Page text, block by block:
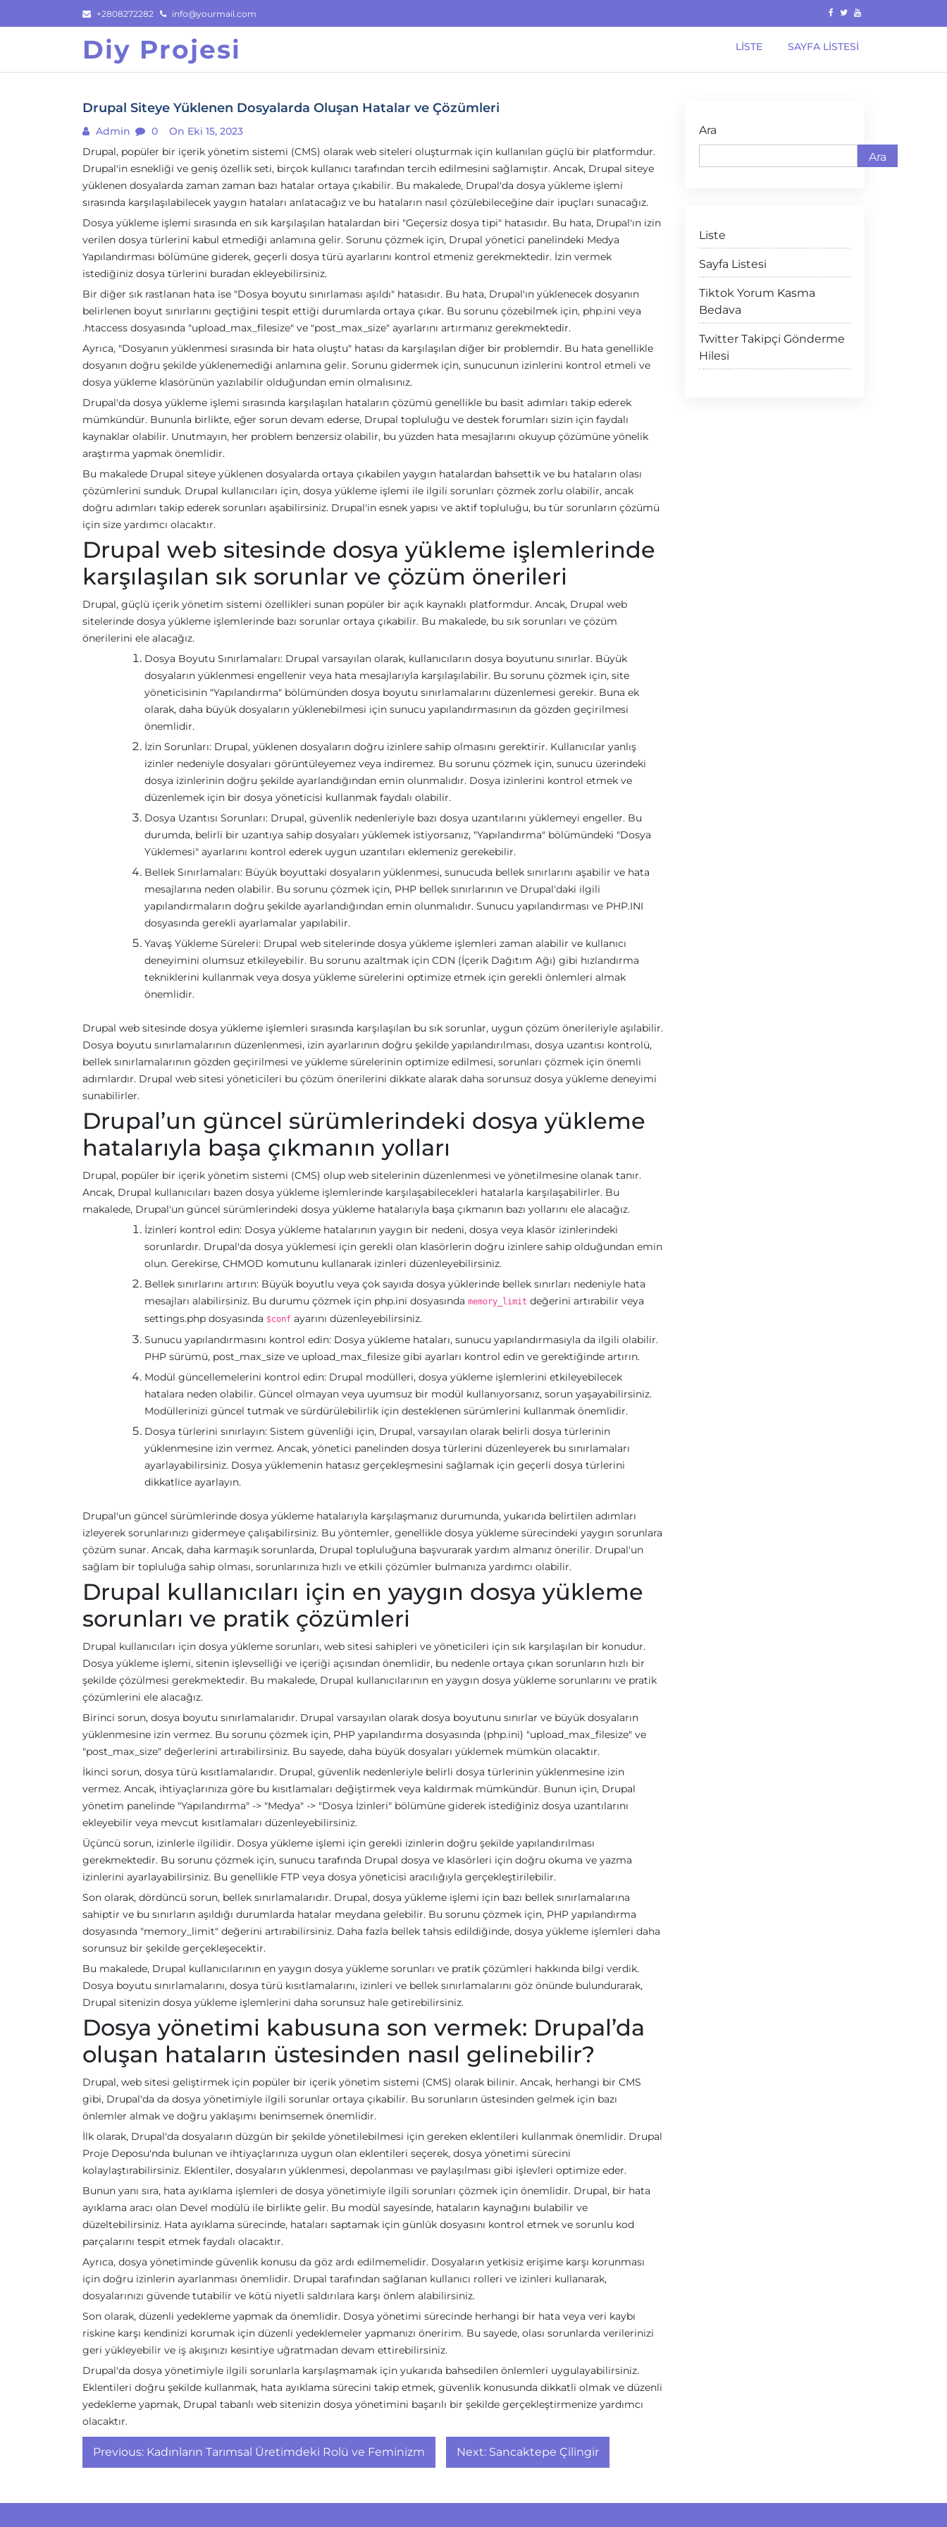
to
+2808272282 info@yourmail.com
Diy Projesi LISTE SAYFA LISTESI
Drupal Siteye Yüklenen Dosyalarda Oluşan Hatalar ve Çözümleri
Admin 0
On Eki 15, 2023
Drupal, popüler bir içerik yönetim sistemi (CMS) olarak web siteleri oluşturmak için kullanılan güçlü bir platformdur.
Drupal'in esnekliği ve geniş özellik seti, birçok kullanıcı tarafından tercih edilmesini sağlamıştır. Ancak, Drupal siteye
yüklenen dosyalarda zaman zaman bazı hatalar ortaya çıkabilir. Bu makalede, Drupal'da dosya yükleme işlemi
sırasında karşılaşılabilecek yaygın hataları anlatacağız ve bu hataların nasıl çözülebileceğine dair ipuçları sunacağız.
Dosya yükleme işlemi sırasında en sık karşılaşılan hatalardan biri "Geçersiz dosya tipi" hatasıdır. Bu hata, Drupal'ın izin
verilen dosya türlerini kabul etmediği anlamına gelir. Sorunu çözmek için, Drupal yönetici panelindeki Medya
Yapılandırması bölümüne giderek, geçerli dosya türü ayarlarını kontrol etmeniz gerekmektedir. İzin vermek
istediğiniz dosya türlerini buradan ekleyebilirsiniz.
Bir diğer sık rastlanan hata ise "Dosya boyutu sınırlaması aşıldı" hatasıdır. Bu hata, Drupal'ın yüklenecek dosyanın
belirlenen boyut sınırlarını geçtiğini tespit ettiği durumlarda ortaya çıkar. Bu sorunu çözebilmek için, php.ini veya
.htaccess dosyasında "upload_max_filesize" ve "post_max_size" ayarlarını artırmanız gerekmektedir.
Ayrıca, "Dosyanın yüklenmesi sırasında bir hata oluştu" hatası da karşılaşılan diğer bir problemdir. Bu hata genellikle
dosyanın doğru şekilde yüklenemediği anlamına gelir. Sorunu gidermek için, sunucunun izinlerini kontrol etmeli ve
dosya yükleme klasörünün yazılabilir olduğundan emin olmalısınız.
Drupal'da dosya yükleme işlemi sırasında karşılaşılan hataların çözümü genellikle bu basit adımları takip ederek
mümkündür. Bununla birlikte, eğer sorun devam ederse, Drupal topluluğu ve destek forumları sizin için faydalı
kaynaklar olabilir. Unutmayın, her problem benzersiz olabilir, bu yüzden hata mesajlarını okuyup çözümüne yönelik
araştırma yapmak önemlidir.
Bu makalede Drupal siteye yüklenen dosyalarda ortaya çıkabilen yaygın hatalardan bahsettik ve bu hataların olası
çözümlerini sunduk. Drupal kullanıcıları için, dosya yükleme işlemi ile ilgili sorunları çözmek zorlu olabilir, ancak
doğru adımları takip ederek sorunları aşabilirsiniz. Drupal'in esnek yapısı ve aktif topluluğu, bu tür sorunların çözümü
için size yardımcı olacaktır.
Drupal web sitesinde dosya yükleme işlemlerinde
karşılaşılan sık sorunlar ve çözüm önerileri
Drupal, güçlü içerik yönetim sistemi özellikleri sunan popüler bir açık kaynaklı platformdur. Ancak, Drupal web
sitelerinde dosya yükleme işlemlerinde bazı sorunlar ortaya çıkabilir. Bu makalede, bu sık sorunları ve çözüm
önerilerini ele alacağız.
Dosya Boyutu Sınırlamaları: Drupal varsayılan olarak, kullanıcıların dosya boyutunu sınırlar. Büyük
dosyaların yüklenmesi engellenir veya hata mesajlarıyla karşılaşılabilir. Bu sorunu çözmek için, site
yöneticisinin "Yapılandırma" bölümünden dosya boyutu sınırlamalarını düzenlemesi gerekir. Buna ek
olarak, daha büyük dosyaların yüklenebilmesi için sunucu yapılandırmasının da gözden geçirilmesi
önemlidir.
İzin Sorunları: Drupal, yüklenen dosyaların doğru izinlere sahip olmasını gerektirir. Kullanıcılar yanlış
izinler nedeniyle dosyaları görüntüleyemez veya indiremez. Bu sorunu çözmek için, sunucu üzerindeki
dosya izinlerinin doğru şekilde ayarlandığından emin olunmalıdır. Dosya izinlerini kontrol etmek ve
düzenlemek için bir dosya yöneticisi kullanmak faydalı olabilir.
Dosya Uzantısı Sorunları: Drupal, güvenlik nedenleriyle bazı dosya uzantılarını yüklemeyi engeller. Bu
durumda, belirli bir uzantıya sahip dosyaları yüklemek istiyorsanız, "Yapılandırma" bölümündeki "Dosya
Yüklemesi" ayarlarını kontrol ederek uygun uzantıları eklemeniz gerekebilir.
Bellek Sınırlamaları: Büyük boyuttaki dosyaların yüklenmesi, sunucuda bellek sınırlarını aşabilir ve hata
mesajlarına neden olabilir. Bu sorunu çözmek için, PHP bellek sınırlarının ve Drupal'daki ilgili
yapılandırmaların doğru şekilde ayarlandığından emin olunmalıdır. Sunucu yapılandırması ve PHP.INI
dosyasında gerekli ayarlamalar yapılabilir.
Yavaş Yükleme Süreleri: Drupal web sitelerinde dosya yükleme işlemleri zaman alabilir ve kullanıcı
deneyimini olumsuz etkileyebilir. Bu sorunu azaltmak için CDN (İçerik Dağıtım Ağı) gibi hızlandırma
tekniklerini kullanmak veya dosya yükleme sürelerini optimize etmek için gerekli önlemleri almak
önemlidir.
Drupal web sitesinde dosya yükleme işlemleri sırasında karşılaşılan bu sık sorunlar, uygun çözüm önerileriyle aşılabilir.
Dosya boyutu sınırlamalarının düzenlenmesi, izin ayarlarının doğru şekilde yapılandırılması, dosya uzantısı kontrolü,
bellek sınırlamalarının gözden geçirilmesi ve yükleme sürelerinin optimize edilmesi, sorunları çözmek için önemli
adımlardır. Drupal web sitesi yöneticileri bu çözüm önerilerini dikkate alarak daha sorunsuz dosya yükleme deneyimi
sunabilirler.
Drupal’un güncel sürümlerindeki dosya yükleme
hatalarıyla başa çıkmanın yolları
Drupal, popüler bir içerik yönetim sistemi (CMS) olup web sitelerinin düzenlenmesi ve yönetilmesine olanak tanır.
Ancak, Drupal kullanıcıları bazen dosya yükleme işlemlerinde karşılaşabilecekleri hatalarla karşılaşabilirler. Bu
makalede, Drupal'un güncel sürümlerindeki dosya yükleme hatalarıyla başa çıkmanın bazı yollarını ele alacağız.
İzinleri kontrol edin: Dosya yükleme hatalarının yaygın bir nedeni, dosya veya klasör izinlerindeki
sorunlardır. Drupal'da dosya yüklemesi için gerekli olan klasörlerin doğru izinlere sahip olduğundan emin
olun. Gerekirse, CHMOD komutunu kullanarak izinleri düzenleyebilirsiniz.
Bellek sınırlarını artırın: Büyük boyutlu veya çok sayıda dosya yüklerinde bellek sınırları nedeniyle hata
mesajları alabilirsiniz. Bu durumu çözmek için php.ini dosyasında memory_limit değerini artırabilir veya
settings.php dosyasında $conf ayarını düzenleyebilirsiniz.
Sunucu yapılandırmasını kontrol edin: Dosya yükleme hataları, sunucu yapılandırmasıyla da ilgili olabilir.
PHP sürümü, post_max_size ve upload_max_filesize gibi ayarları kontrol edin ve gerektiğinde artırın.
Modül güncellemelerini kontrol edin: Drupal modülleri, dosya yükleme işlemlerini etkileyebilecek
hatalara neden olabilir. Güncel olmayan veya uyumsuz bir modül kullanıyorsanız, sorun yaşayabilirsiniz.
Modüllerinizi güncel tutmak ve sürdürülebilirlik için desteklenen sürümlerini kullanmak önemlidir.
Dosya türlerini sınırlayın: Sistem güvenliği için, Drupal, varsayılan olarak belirli dosya türlerinin
yüklenmesine izin vermez. Ancak, yönetici panelinden dosya türlerini düzenleyerek bu sınırlamaları
ayarlayabilirsiniz. Dosya yüklemenin hatasız gerçekleşmesini sağlamak için geçerli dosya türlerini
dikkatlice ayarlayın.
Drupal'un güncel sürümlerinde dosya yükleme hatalarıyla karşılaşmanız durumunda, yukarıda belirtilen adımları
izleyerek sorunlarınızı gidermeye çalışabilirsiniz. Bu yöntemler, genellikle dosya yükleme sürecindeki yaygın sorunlara
çözüm sunar. Ancak, daha karmaşık sorunlarda, Drupal topluluğuna başvurarak yardım almanız önerilir. Drupal'un
sağlam bir topluluğa sahip olması, sorunlarınıza hızlı ve etkili çözümler bulmanıza yardımcı olabilir.
Drupal kullanıcıları için en yaygın dosya yükleme
sorunları ve pratik çözümleri
Drupal kullanıcıları için dosya yükleme sorunları, web sitesi sahipleri ve yöneticileri için sık karşılaşılan bir konudur.
Dosya yükleme işlemi, sitenin işlevselliği ve içeriği açısından önemlidir, bu nedenle ortaya çıkan sorunların hızlı bir
şekilde çözülmesi gerekmektedir. Bu makalede, Drupal kullanıcılarının en yaygın dosya yükleme sorunlarını ve pratik
çözümlerini ele alacağız.
Birinci sorun, dosya boyutu sınırlamalarıdır. Drupal varsayılan olarak dosya boyutunu sınırlar ve büyük dosyaların
yüklenmesine izin vermez. Bu sorunu çözmek için, PHP yapılandırma dosyasında (php.ini) "upload_max_filesize" ve
"post_max_size" değerlerini artırabilirsiniz. Bu sayede, daha büyük dosyaları yüklemek mümkün olacaktır.
İkinci sorun, dosya türü kısıtlamalarıdır. Drupal, güvenlik nedenleriyle belirli dosya türlerinin yüklenmesine izin
vermez. Ancak, ihtiyaçlarınıza göre bu kısıtlamaları değiştirmek veya kaldırmak mümkündür. Bunun için, Drupal
yönetim panelinde "Yapılandırma" -> "Medya" -> "Dosya İzinleri" bölümüne giderek istediğiniz dosya uzantılarını
ekleyebilir veya mevcut kısıtlamaları düzenleyebilirsiniz.
Üçüncü sorun, izinlerle ilgilidir. Dosya yükleme işlemi için gerekli izinlerin doğru şekilde yapılandırılması
gerekmektedir. Bu sorunu çözmek için, sunucu tarafında Drupal dosya ve klasörleri için doğru okuma ve yazma
izinlerini ayarlayabilirsiniz. Bu genellikle FTP veya dosya yöneticisi aracılığıyla gerçekleştirilebilir.
Son olarak, dördüncü sorun, bellek sınırlamalarıdır. Drupal, dosya yükleme işlemi için bazı bellek sınırlamalarına
sahiptir ve bu sınırların aşıldığı durumlarda hatalar meydana gelebilir. Bu sorunu çözmek için, PHP yapılandırma
dosyasında "memory_limit" değerini artırabilirsiniz. Daha fazla bellek tahsis edildiğinde, dosya yükleme işlemleri daha
sorunsuz bir şekilde gerçekleşecektir.
Bu makalede, Drupal kullanıcılarının en yaygın dosya yükleme sorunları ve pratik çözümleri hakkında bilgi verdik.
Dosya boyutu sınırlamalarını, dosya türü kısıtlamalarını, izinleri ve bellek sınırlamalarını göz önünde bulundurarak,
Drupal sitenizin dosya yükleme işlemlerini daha sorunsuz hale getirebilirsiniz.
Dosya yönetimi kabusuna son vermek: Drupal’da
oluşan hataların üstesinden nasıl gelinebilir?
Drupal, web sitesi geliştirmek için popüler bir içerik yönetim sistemi (CMS) olarak bilinir. Ancak, herhangi bir CMS
gibi, Drupal'da da dosya yönetimiyle ilgili sorunlar ortaya çıkabilir. Bu sorunların üstesinden gelmek için bazı
önlemler almak ve doğru yaklaşımı benimsemek önemlidir.
İlk olarak, Drupal'da dosyaların düzgün bir şekilde yönetilebilmesi için gereken eklentileri kullanmak önemlidir. Drupal
Proje Deposu'nda bulunan ve ihtiyaçlarınıza uygun olan eklentileri seçerek, dosya yönetimi sürecini
kolaylaştırabilirsiniz. Eklentiler, dosyaların yüklenmesi, depolanması ve paylaşılması gibi işlevleri optimize eder.
Bunun yanı sıra, hata ayıklama işlemleri de dosya yönetimiyle ilgili sorunları çözmek için önemlidir. Drupal, bir hata
ayıklama aracı olan Devel modülü ile birlikte gelir. Bu modül sayesinde, hataların kaynağını bulabilir ve
düzeltebilirsiniz. Hata ayıklama sürecinde, hataları saptamak için günlük dosyasını kontrol etmek ve sorunlu kod
parçalarını tespit etmek faydalı olacaktır.
Ayrıca, dosya yönetiminde güvenlik konusu da göz ardı edilmemelidir. Dosyaların yetkisiz erişime karşı korunması
için doğru izinlerin ayarlanması önemlidir. Drupal tarafından sağlanan kullanıcı rolleri ve izinleri kullanarak,
dosyalarınızı güvende tutabilir ve kötü niyetli saldırılara karşı önlem alabilirsiniz.
Son olarak, düzenli yedekleme yapmak da önemlidir. Dosya yönetimi sürecinde herhangi bir hata veya veri kaybı
riskine karşı kendinizi korumak için düzenli yedeklemeler yapmanızı öneririm. Bu sayede, olası sorunlarda verilerinizi
geri yükleyebilir ve iş akışınızı kesintiye uğratmadan devam ettirebilirsiniz.
Drupal'da dosya yönetimiyle ilgili sorunlarla karşılaşmamak için yukarıda bahsedilen önlemleri uygulayabilirsiniz.
Eklentileri doğru şekilde kullanmak, hata ayıklama sürecini takip etmek, güvenlik konusunda dikkatli olmak ve düzenli
yedekleme yapmak, Drupal tabanlı web sitenizin dosya yönetimini başarılı bir şekilde gerçekleştirmenize yardımcı
olacaktır.
Yazı
gezinmesi
Previous: Kadınların Tarımsal Üretimdeki Rolü ve Feminizm Next: Sancaktepe Çilingir
Ara
Ara
Liste
Sayfa Listesi
Tiktok Yorum Kasma
Bedava
Twitter Takipçi Gönderme
Hilesi